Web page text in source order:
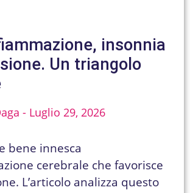
insonnia
Un triangolo
Luglio 29, 2026
bene innesca
cerebrale che favorisce
L’articolo analizza questo